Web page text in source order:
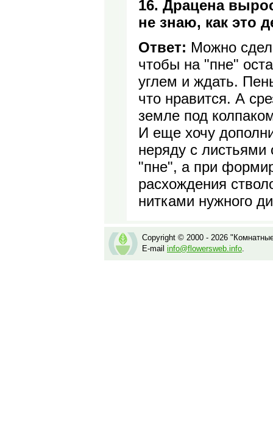
16. Драцена
не знаю, как это
Ответ: Можно
чтобы на "пне"
углем и ждать.
что нравится. А
земле под
И еще хочу
неряду с листьями
"пне", а при
расхождения
нитками нужного
Copyright © 2000 - 2026
E-mail info@flowersweb.info.